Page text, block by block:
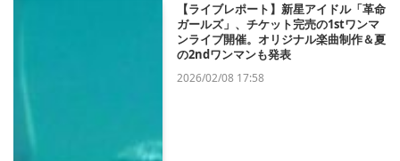
【ライブレポート】新星アイドル「革命
ガールズ」、チケット完売の1stワンマ
ンライブ開催。オリジナル楽曲制作＆夏
の2ndワンマンも発表
2026/02/08 17:58